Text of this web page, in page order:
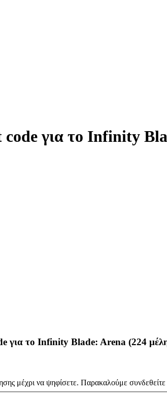
για το Infinity
για το Infinity Blade: Arena (224
μέχρι να ψηφίσετε. Παρακαλούμε